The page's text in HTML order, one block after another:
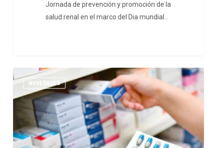
Jornada de prevención y promoción de la
salud renal en el marco del Dia mundial…
NOVEDADES